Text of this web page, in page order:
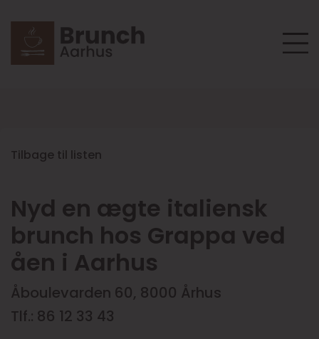
Tilbage til listen
Nyd en ægte italiensk
brunch hos Grappa ved
åen i Aarhus
Åboulevarden 60, 8000 Århus
Tlf.: 86 12 33 43